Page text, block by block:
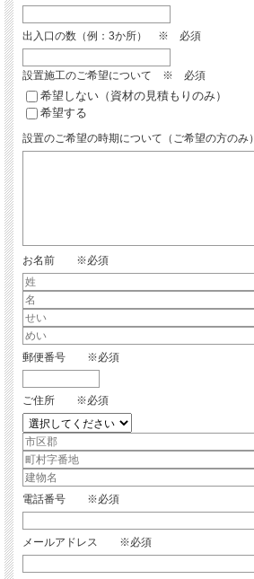
出入口の数（例：3か所） ※ 必須
設置施工のご希望について ※ 必須
希望しない（資材の見積もりのみ）
希望する
設置のご希望の時期について（ご希望の方のみ）
お名前 ※必須
郵便番号 ※必須
ご住所 ※必須
電話番号 ※必須
メールアドレス ※必須